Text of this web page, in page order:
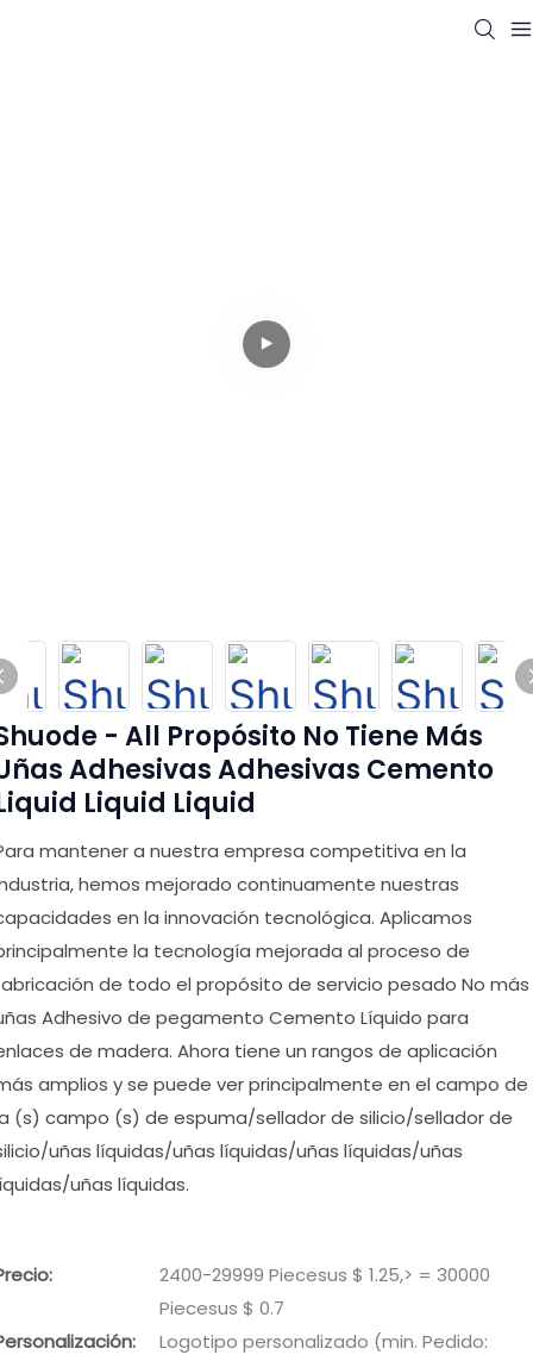
- All Propósito No Tiene Más
Adhesivas Adhesivas Cemento
Liquid Liquid
mantener a nuestra empresa competitiva en la
hemos mejorado continuamente nuestras
en la innovación tecnológica. Aplicamos
la tecnología mejorada al proceso de
de todo el propósito de servicio pesado No más
Adhesivo de pegamento Cemento Líquido para
de madera. Ahora tiene un rangos de aplicación
amplios y se puede ver principalmente en el campo de
(s) campo (s) de espuma/sellador de silicio/sellador de
uñas líquidas/uñas líquidas/uñas líquidas/uñas
uñas líquidas.
2400-29999 Piecesus $ 1.25,> = 30000
Piecesus $ 0.7
Logotipo personalizado (min. Pedido: